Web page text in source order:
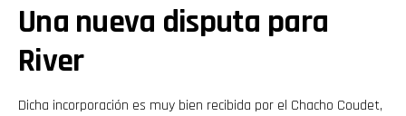
Una nueva disputa para
River
Dicha incorporación es muy bien recibida por el Chacho Coudet,